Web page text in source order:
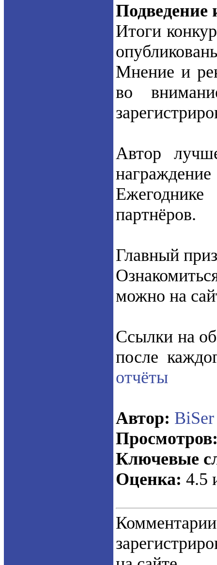
Подведение
Итоги
Мнение и
во
Автор
партнёров.
Главный
можно на
Ссылки на
после
отчёты
Автор: BiSer
Ключевые
Оценка: 4.5